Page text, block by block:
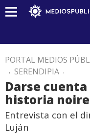
PORTAL MEDIOS
. SERENDIPIA .
Darse
historia noire
Entrevista con el
Luján